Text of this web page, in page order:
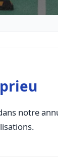
notre